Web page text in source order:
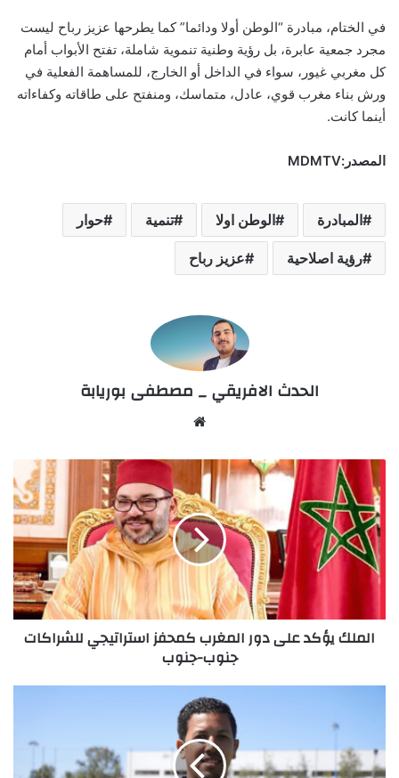
في الختام، مبادرة “الوطن أولا ودائما” كما يطرحها عزيز رباح ليست
مجرد جمعية عابرة، بل رؤية وطنية تنموية شاملة، تفتح الأبواب أمام
كل مغربي غيور، سواء في الداخل أو الخارج، للمساهمة الفعلية في
ورش بناء مغرب قوي، عادل، متماسك، ومنفتح على طاقاته وكفاءاته
أينما كانت.
المصدر:MDMTV
المبادرة الوطن اولا تنمية حوار
رؤية اصلاحية عزيز رباح
الحدث الافريقي _ مصطفى بوريابة
الملك
يؤكد
على
دور
المغرب
كمحفز
استراتيجي
جنوب-
جنوب
الملك يؤكد على دور المغرب كمحفز استراتيجي للشراكات
جنوب-جنوب
المنصور
يكشف